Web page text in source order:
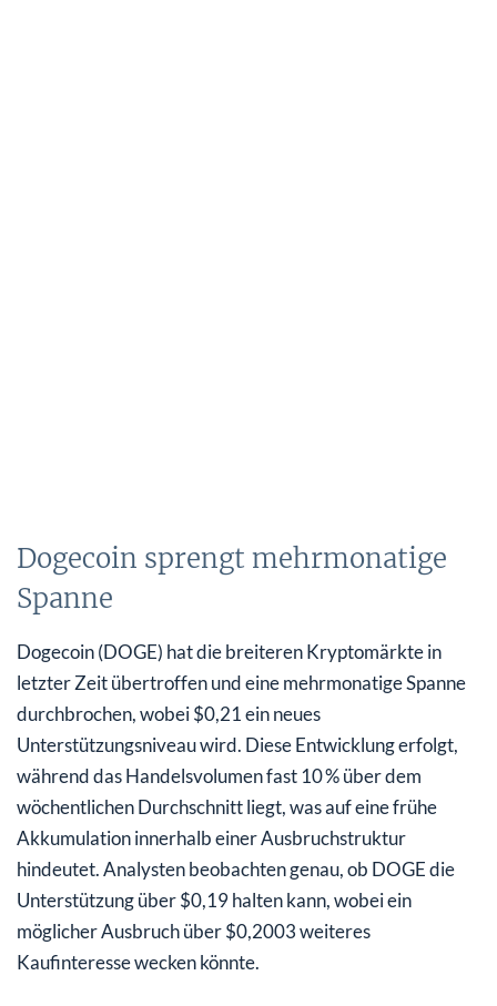
Dogecoin sprengt mehrmonatige
Spanne
Dogecoin (DOGE) hat die breiteren Kryptomärkte in
letzter Zeit übertroffen und eine mehrmonatige Spanne
durchbrochen, wobei $0,21 ein neues
Unterstützungsniveau wird. Diese Entwicklung erfolgt,
während das Handelsvolumen fast 10 % über dem
wöchentlichen Durchschnitt liegt, was auf eine frühe
Akkumulation innerhalb einer Ausbruchstruktur
hindeutet. Analysten beobachten genau, ob DOGE die
Unterstützung über $0,19 halten kann, wobei ein
möglicher Ausbruch über $0,2003 weiteres
Kaufinteresse wecken könnte.